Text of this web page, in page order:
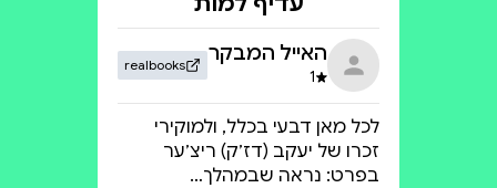
האייל המבקר
1 דירוג 1 מתוך 5
realbooks
לכל מאן דבעי בכלל, ולמוקירי
זכרו של יעקב (דז׳ק) ריצ׳ער
בפרט: נראה שבמהלך…